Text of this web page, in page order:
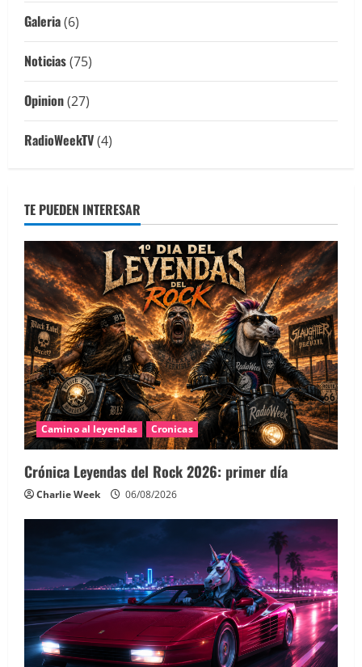
Galeria(6)
Noticias(75)
Opinion(27)
RadioWeekTV(4)
TE PUEDEN INTERESAR
Camino al leyendas Cronicas
Crónica Leyendas del Rock 2026: primer día
Charlie Week 06/08/2026